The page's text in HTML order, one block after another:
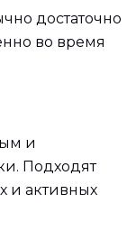
достаточно
во время
и
Подходят
и активных